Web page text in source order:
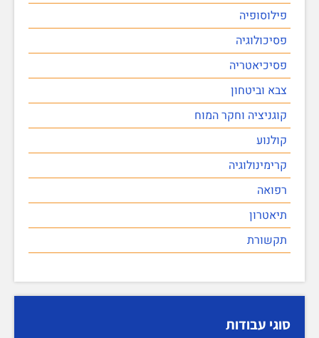
פילוסופיה
פסיכולוגיה
פסיכיאטריה
צבא וביטחון
קוגניציה וחקר המוח
קולנוע
קרימינולוגיה
רפואה
תיאטרון
תקשורת
סוגי עבודות